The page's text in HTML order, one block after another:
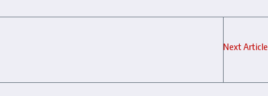
Next Article